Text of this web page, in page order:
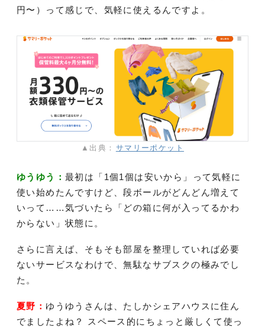
円〜）って感じで、気軽に使えるんですよ。
▲出典： サマリーポケット
ゆうゆう： 最初は「1個1個は安いから」って気軽に
使い始めたんですけど、段ボールがどんどん増えて
いって……気づいたら「どの箱に何が入ってるかわ
からない」状態に。
さらに言えば、そもそも部屋を整理していれば必要
ないサービスなわけで、無駄なサブスクの極みでし
た。
夏野： ゆうゆうさんは、たしかシェアハウスに住ん
でましたよね？ スペース的にちょっと厳しくて使っ